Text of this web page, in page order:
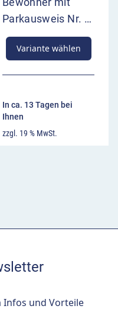
Parkausweis Nr. …
Variante wählen
In ca. 13 Tagen bei
Ihnen
zzgl. 19 % MwSt.
Infos und Vorteile